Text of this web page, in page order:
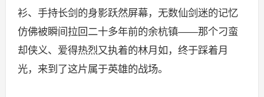
衫、手持长剑的身影跃然屏幕，无数仙剑迷的记忆
仿佛被瞬间拉回二十多年前的余杭镇——那个刁蛮
却侠义、爱得热烈又执着的林月如，终于踩着月
光，来到了这片属于英雄的战场。